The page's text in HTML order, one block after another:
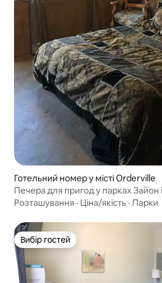
Готельний номер у місті Orderville
Печера для пригод у парках Зайон
Розташування · Ціна/якість · Парки
Вибір гостей
Вибір гостей